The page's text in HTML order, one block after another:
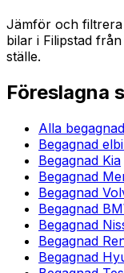
Jämför och filtrera
bilar i Filipstad
ställe.
Föreslagna
Alla
Begagnad
Begagnad Kia
Begagnad
Begagnad
Begagnad
Begagnad
Begagnad
Begagnad